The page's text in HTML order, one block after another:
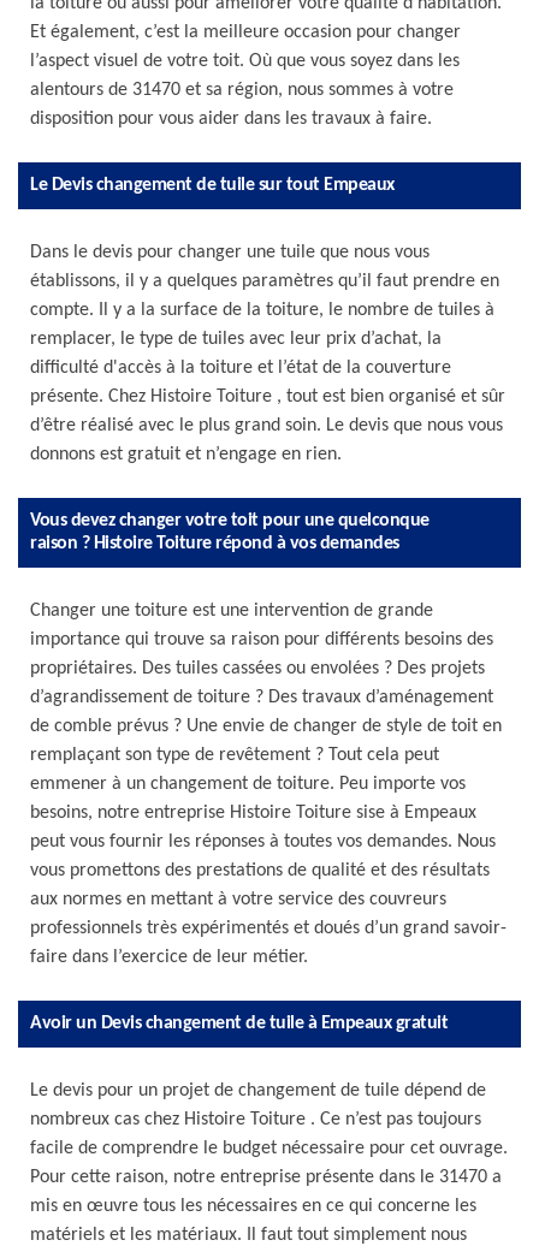
Et également, c’est la meilleure occasion pour changer
l’aspect visuel de votre toit. Où que vous soyez dans les
alentours de 31470 et sa région, nous sommes à votre
disposition pour vous aider dans les travaux à faire.
Le Devis changement de tuile sur tout Empeaux
Dans le devis pour changer une tuile que nous vous
établissons, il y a quelques paramètres qu’il faut prendre en
compte. Il y a la surface de la toiture, le nombre de tuiles à
remplacer, le type de tuiles avec leur prix d’achat, la
difficulté d'accès à la toiture et l’état de la couverture
présente. Chez Histoire Toiture , tout est bien organisé et sûr
d’être réalisé avec le plus grand soin. Le devis que nous vous
donnons est gratuit et n’engage en rien.
Vous devez changer votre toit pour une quelconque
raison ? Histoire Toiture répond à vos demandes
Changer une toiture est une intervention de grande
importance qui trouve sa raison pour différents besoins des
propriétaires. Des tuiles cassées ou envolées ? Des projets
d’agrandissement de toiture ? Des travaux d’aménagement
de comble prévus ? Une envie de changer de style de toit en
remplaçant son type de revêtement ? Tout cela peut
emmener à un changement de toiture. Peu importe vos
besoins, notre entreprise Histoire Toiture sise à Empeaux
peut vous fournir les réponses à toutes vos demandes. Nous
vous promettons des prestations de qualité et des résultats
aux normes en mettant à votre service des couvreurs
professionnels très expérimentés et doués d’un grand savoir-
faire dans l’exercice de leur métier.
Avoir un Devis changement de tuile à Empeaux gratuit
Le devis pour un projet de changement de tuile dépend de
nombreux cas chez Histoire Toiture . Ce n’est pas toujours
facile de comprendre le budget nécessaire pour cet ouvrage.
Pour cette raison, notre entreprise présente dans le 31470 a
mis en œuvre tous les nécessaires en ce qui concerne les
matériels et les matériaux. Il faut tout simplement nous